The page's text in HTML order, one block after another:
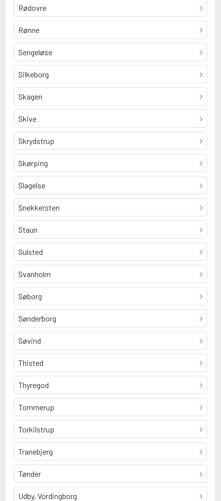
Rødovre
Rønne
Sengeløse
Silkeborg
Skagen
Skive
Skrydstrup
Skørping
Slagelse
Snekkersten
Staun
Sulsted
Svanholm
Søborg
Sønderborg
Søvind
Thisted
Thyregod
Tommerup
Torkilstrup
Tranebjerg
Tønder
Udby, Vordingborg